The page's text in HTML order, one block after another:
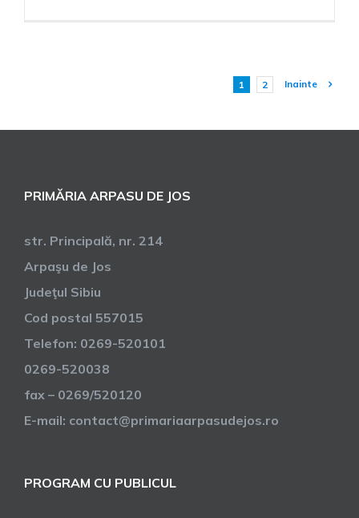
1 2 Inainte
PRIMĂRIA ARPASU DE JOS
str. Principală, nr. 214
Arpaşu de Jos
Judeţul Sibiu
Cod postal 557015
Telefon: 0269-520101
0269-520038
fax – 0269/520120
E-mail: contact@primariaarpasudejos.ro
PROGRAM CU PUBLICUL